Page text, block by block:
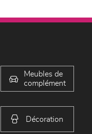
Meubles de
complément
Décoration